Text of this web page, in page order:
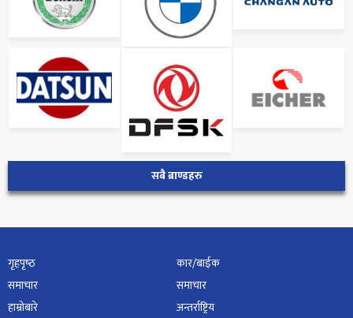
सबै ब्राण्डहरु
गृहपृष्‍ठ
समाचार
हाम्रोबारे
कार/बाईक
समाचार
अन्तर्राष्ट्रिय